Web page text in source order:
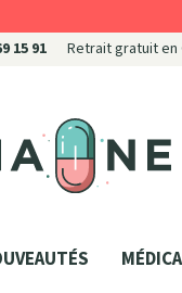
15 91 Retrait gratuit en
en ligne à votre